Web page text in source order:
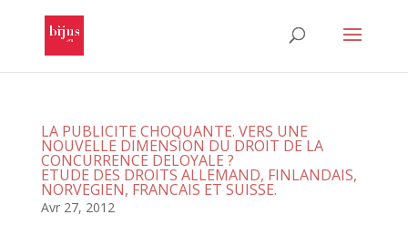
LA PUBLICITE CHOQUANTE. VERS UNE
NOUVELLE DIMENSION DU DROIT DE LA
CONCURRENCE DELOYALE ?
ETUDE DES DROITS ALLEMAND, FINLANDAIS,
NORVEGIEN, FRANCAIS ET SUISSE.
Avr 27, 2012